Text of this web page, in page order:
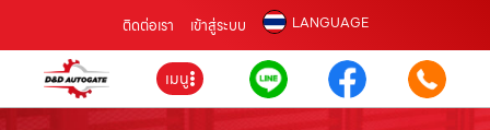
ติดต่อเรา เข้าสู่ระบบ LANGUAGE
เมนู